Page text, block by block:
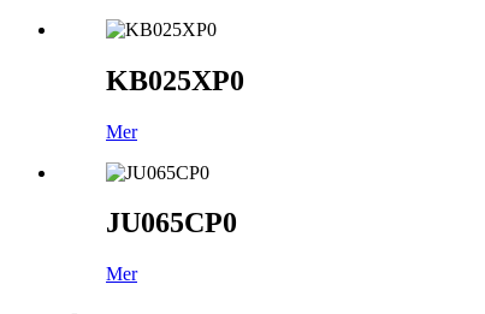
KB025XP0
Mer
JU065CP0
Mer